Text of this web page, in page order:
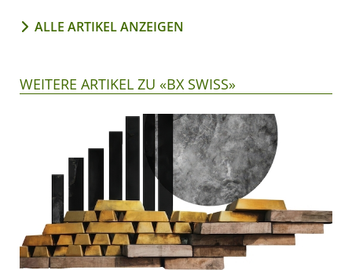
ALLE ARTIKEL ANZEIGEN
WEITERE ARTIKEL ZU «BX SWISS»